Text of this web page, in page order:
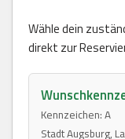
Wähle dein
direkt zur
Kennzeichen: A
Stadt Augsburg,